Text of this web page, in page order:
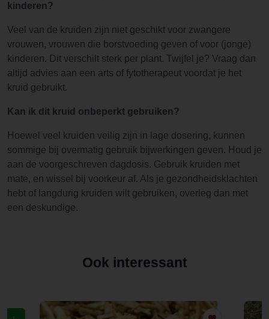
kinderen?
Veel van de kruiden zijn niet geschikt voor zwangere
vrouwen, vrouwen die borstvoeding geven of voor (jonge)
kinderen. Dit verschilt sterk per plant. Twijfel je? Vraag dan
altijd advies aan een arts of fytotherapeut voordat je het
kruid gebruikt.
Kan ik dit kruid onbeperkt gebruiken?
Hoewel veel kruiden veilig zijn in lage dosering, kunnen
sommige bij overmatig gebruik bijwerkingen geven. Houd je
aan de voorgeschreven dagdosis. Gebruik kruiden met
mate, en wissel bij voorkeur af. Als je gezondheidsklachten
hebt of langdurig kruiden wilt gebruiken, overleg dan met
een deskundige.
Ook interessant